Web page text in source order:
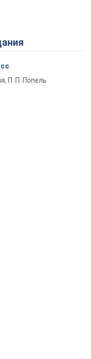
Video
П. П. Попель